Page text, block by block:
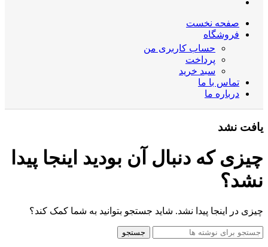
صفحه نخست
فروشگاه
حساب کاربری من
پرداخت
سبد خرید
تماس با ما
درباره ما
یافت نشد
چیزی که دنبال آن بودید اینجا پیدا
نشد؟
چیزی در اینجا پیدا نشد. شاید جستجو بتوانید به شما کمک کند؟
جستجو